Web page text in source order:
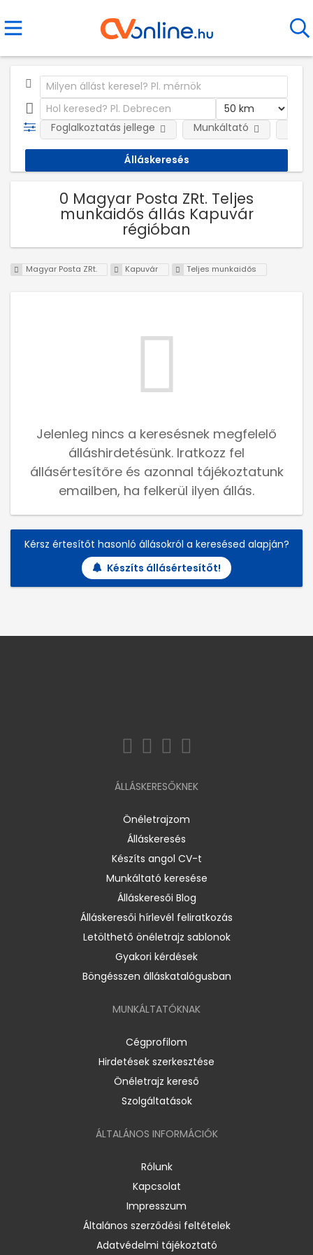
Foglalkoztatás jellege Munkáltató
0 Magyar Posta ZRt. Teljes
munkaidős állás Kapuvár
régióban
Magyar Posta ZRt. Kapuvár Teljes munkaidős
Jelenleg nincs a keresésnek megfelelő
álláshirdetésünk. Iratkozz fel
állásértesítőre és azonnal tájékoztatunk
emailben, ha felkerül ilyen állás.
Kérsz értesítőt hasonló állásokról a keresésed alapján?
Készíts állásértesítőt!
ÁLLÁSKERESŐKNEK
Önéletrajzom
Álláskeresés
Készíts angol CV-t
Munkáltató keresése
Álláskeresői Blog
Álláskeresői hírlevél feliratkozás
Letölthető önéletrajz sablonok
Gyakori kérdések
Böngésszen álláskatalógusban
MUNKÁLTATÓKNAK
Cégprofilom
Hirdetések szerkesztése
Önéletrajz kereső
Szolgáltatások
ÁLTALÁNOS INFORMÁCIÓK
Rólunk
Kapcsolat
Impresszum
Általános szerződési feltételek
Adatvédelmi tájékoztató